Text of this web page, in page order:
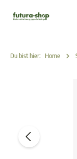
springen
Du bist hier: Home